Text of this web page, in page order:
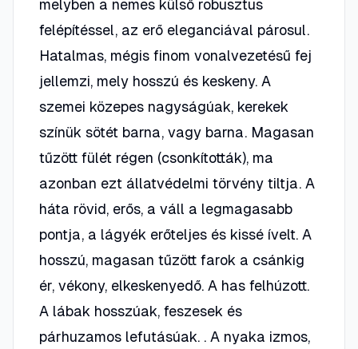
melyben a nemes külső robusztus
felépítéssel, az erő eleganciával párosul.
Hatalmas, mégis finom vonalvezetésű fej
jellemzi, mely hosszú és keskeny. A
szemei közepes nagyságúak, kerekek
színük sötét barna, vagy barna. Magasan
tűzött fülét régen (csonkították), ma
azonban ezt állatvédelmi törvény tiltja. A
háta rövid, erős, a váll a legmagasabb
pontja, a lágyék erőteljes és kissé ívelt. A
hosszú, magasan tűzött farok a csánkig
ér, vékony, elkeskenyedő. A has felhúzott.
A lábak hosszúak, feszesek és
párhuzamos lefutásúak. . A nyaka izmos,